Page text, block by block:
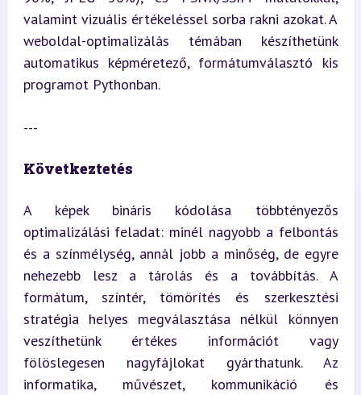
valamint vizuális értékeléssel sorba rakni azokat. A
weboldal-optimalizálás témában készíthetünk
automatikus képméretező, formátumválasztó kis
programot Pythonban.
---
Következtetés
A képek bináris kódolása többtényezős
optimalizálási feladat: minél nagyobb a felbontás
és a színmélység, annál jobb a minőség, de egyre
nehezebb lesz a tárolás és a továbbítás. A
formátum, színtér, tömörítés és szerkesztési
stratégia helyes megválasztása nélkül könnyen
veszíthetünk értékes információt vagy
fölöslegesen nagyfájlokat gyárthatunk. Az
informatika, művészet, kommunikáció és